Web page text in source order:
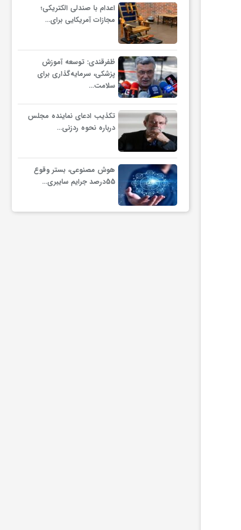
پرونده 3100 قتل به صلح و
سازش ختم شد
مهاجرتی با
اعدام با صندلی الکتریکی؛
مجازات آمریکایی برای…
ظفرقندی: توسعه آموزش
پزشکی، سرمایه‌گذاری برای
سلامت…
تکذیب ادعای نماینده مجلس
درباره نحوه ردزنی…
هوش مصنوعی، بستر وقوع
55درصد جرایم سایبری…